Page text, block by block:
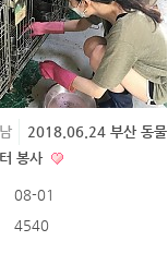
2018.06.24 부산 동물
봉사
08-01
4540